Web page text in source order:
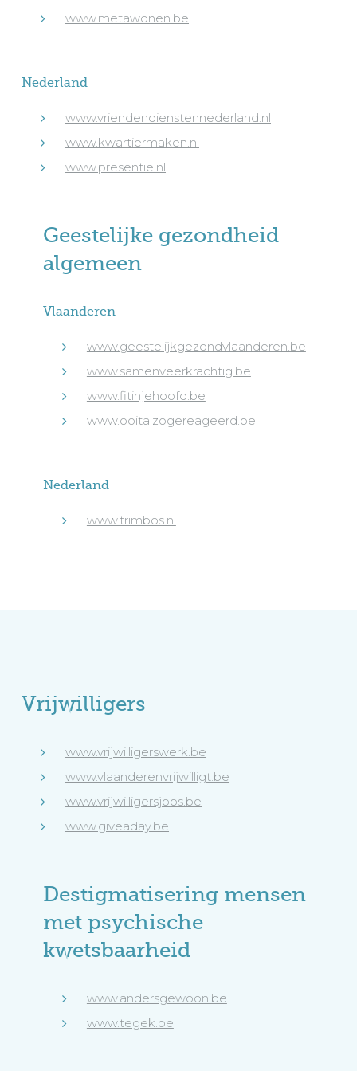
www.metawonen.be
Nederland
www.vriendendienstennederland.nl
www.kwartiermaken.nl
www.presentie.nl
Geestelijke gezondheid
algemeen
Vlaanderen
www.geestelijkgezondvlaanderen.be
www.samenveerkrachtig.be
www.fitinjehoofd.be
www.ooitalzogereageerd.be
Nederland
www.trimbos.nl
Vrijwilligers
www.vrijwilligerswerk.be
www.vlaanderenvrijwilligt.be
www.vrijwilligersjobs.be
www.giveaday.be
Destigmatisering mensen
met psychische
kwetsbaarheid
www.andersgewoon.be
www.tegek.be